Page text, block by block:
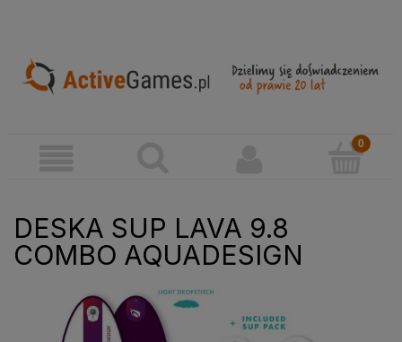
DESKA SUP LAVA 9.8
COMBO AQUADESIGN